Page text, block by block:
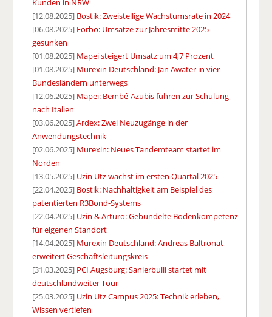
Kunden in NRW
[12.08.2025] Bostik: Zweistellige Wachstumsrate in 2024
[06.08.2025] Forbo: Umsätze zur Jahresmitte 2025
gesunken
[01.08.2025] Mapei steigert Umsatz um 4,7 Prozent
[01.08.2025] Murexin Deutschland: Jan Awater in vier
Bundesländern unterwegs
[12.06.2025] Mapei: Bembé-Azubis fuhren zur Schulung
nach Italien
[03.06.2025]Ardex: Zwei Neuzugänge in der
Anwendungstechnik
[02.06.2025] Murexin: Neues Tandemteam startet im
Norden
[13.05.2025] Uzin Utz wächst im ersten Quartal 2025
[22.04.2025] Bostik: Nachhaltigkeit am Beispiel des
patentierten R3Bond-Systems
[22.04.2025] Uzin & Arturo: Gebündelte Bodenkompetenz
für eigenen Standort
[14.04.2025] Murexin Deutschland: Andreas Baltronat
erweitert Geschäftsleitungskreis
[31.03.2025] PCI Augsburg: Sanierbulli startet mit
deutschlandweiter Tour
[25.03.2025] Uzin Utz Campus 2025: Technik erleben,
Wissen vertiefen